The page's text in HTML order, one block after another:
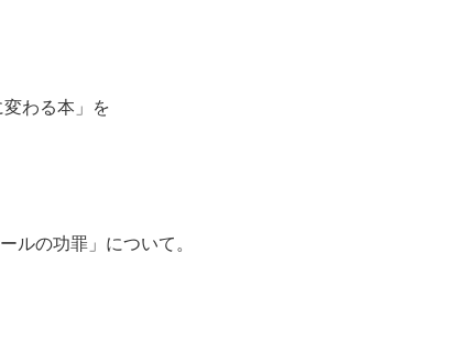
わる本」を
の功罪」について。